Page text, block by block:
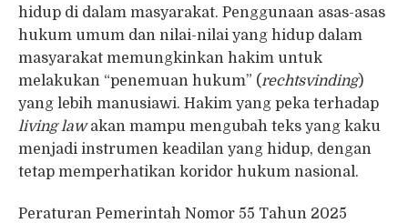
hidup di dalam masyarakat. Penggunaan asas-asas
hukum umum dan nilai-nilai yang hidup dalam
masyarakat memungkinkan hakim untuk
melakukan “penemuan hukum” (rechtsvinding)
yang lebih manusiawi. Hakim yang peka terhadap
living lawakan mampu mengubah teks yang kaku
menjadi instrumen keadilan yang hidup, dengan
tetap memperhatikan koridor hukum nasional.
Peraturan Pemerintah Nomor 55 Tahun 2025